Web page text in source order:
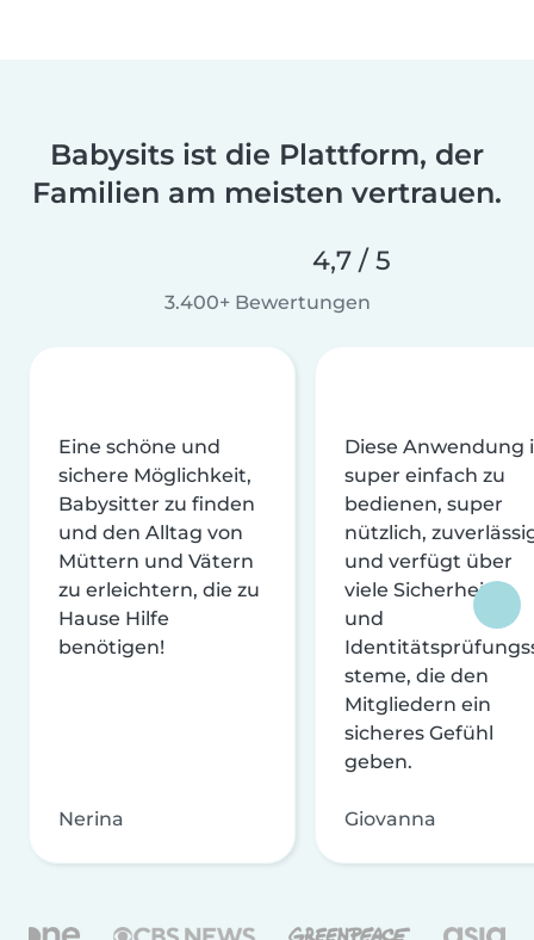
Babysits ist die Plattform, der
Familien am meisten vertrauen.
4,7 / 5
3.400+ Bewertungen
Eine schöne und
sichere Möglichkeit,
Babysitter zu finden
und den Alltag von
Müttern und Vätern
zu erleichtern, die zu
Hause Hilfe
benötigen!
Nerina
Diese Anwendung
super einfach zu
bedienen, super
nützlich,
und verfügt über
viele Sicherheits-
und
steme, die den
Mitgliedern ein
sicheres Gefühl
geben.
Giovanna